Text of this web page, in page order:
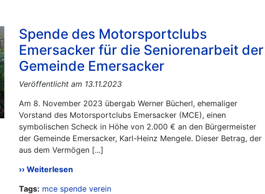
Spende des Motorsportclubs
Emersacker für die Seniorenarbeit der
Gemeinde Emersacker
Veröffentlicht am 13.11.2023
Am 8. November 2023 übergab Werner Bücherl, ehemaliger
Vorstand des Motorsportclubs Emersacker (MCE), einen
symbolischen Scheck in Höhe von 2.000 € an den Bürgermeister
der Gemeinde Emersacker, Karl-Heinz Mengele. Dieser Betrag, der
aus dem Vermögen [...]
Weiterlesen
Tags: mce spende verein